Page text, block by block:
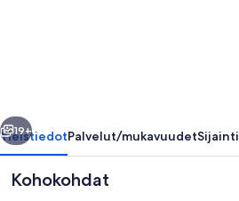
-
WiFi
valokuvagalleria
Seuraava
19+
YleistiedotPalvelut/mukavuudetSijainti
Kohokohdat